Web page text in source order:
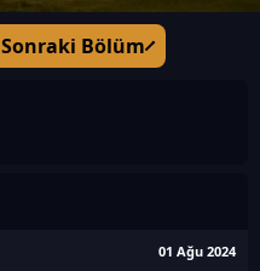
Sonraki Bölüm
01 Ağu 2024